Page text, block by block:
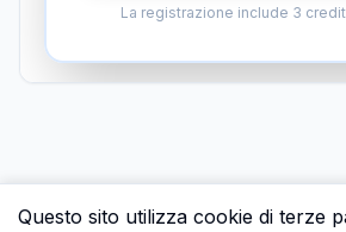
La registrazione include 3
Questo sito utilizza cookie di terze